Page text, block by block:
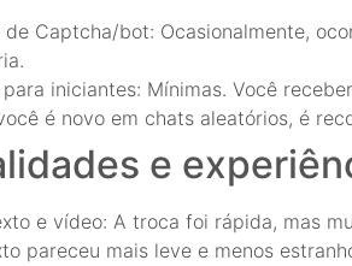
Captcha/bot: Ocasionalmente,
iniciantes: Mínimas. Você
é novo em chats aleatórios, é
e
e vídeo: A troca foi rápida, mas
pareceu mais leve e menos